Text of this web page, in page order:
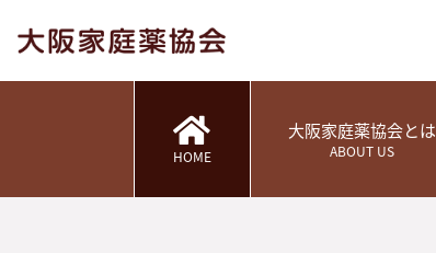
HOME
大阪家庭薬協会とは
ABOUT US